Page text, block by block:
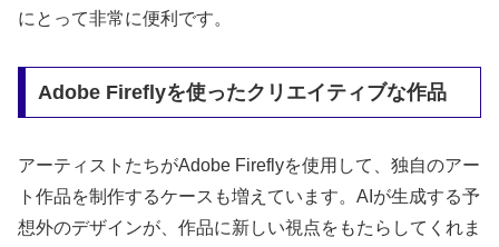
にとって非常に便利です。
Adobe Fireflyを使ったクリエイティブな作品
アーティストたちがAdobe Fireflyを使用して、独自のアー
ト作品を制作するケースも増えています。AIが生成する予
想外のデザインが、作品に新しい視点をもたらしてくれま